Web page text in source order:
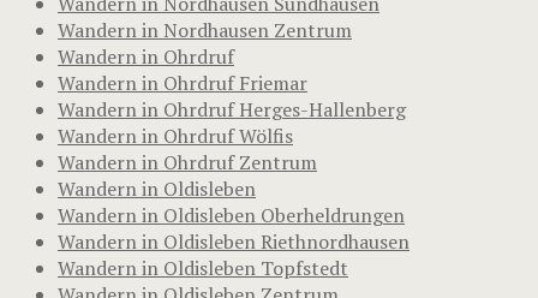
Wandern in Nordhausen Zentrum
Wandern in Ohrdruf
Wandern in Ohrdruf Friemar
Wandern in Ohrdruf Herges-Hallenberg
Wandern in Ohrdruf Wölfis
Wandern in Ohrdruf Zentrum
Wandern in Oldisleben
Wandern in Oldisleben Oberheldrungen
Wandern in Oldisleben Riethnordhausen
Wandern in Oldisleben Topfstedt